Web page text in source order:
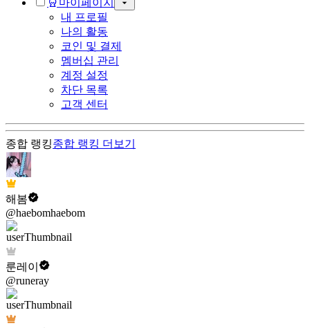
마이페이지
내 프로필
나의 활동
코인 및 결제
멤버십 관리
계정 설정
차단 목록
고객 센터
종합 랭킹종합 랭킹 더보기
해봄
@haebomhaebom
룬레이
@runeray